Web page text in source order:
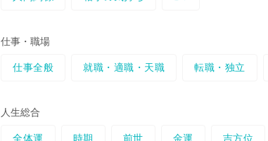
仕事・職場
仕事全般 就職・適職・天職 転職・独立
人生総合
全体運 時期 前世 金運 吉方位